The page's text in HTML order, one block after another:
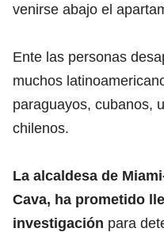
venirse abajo el
Ente las personas
muchos
paraguayos, cubanos,
chilenos.
La alcaldesa de
Cava, ha prometido
investigación para